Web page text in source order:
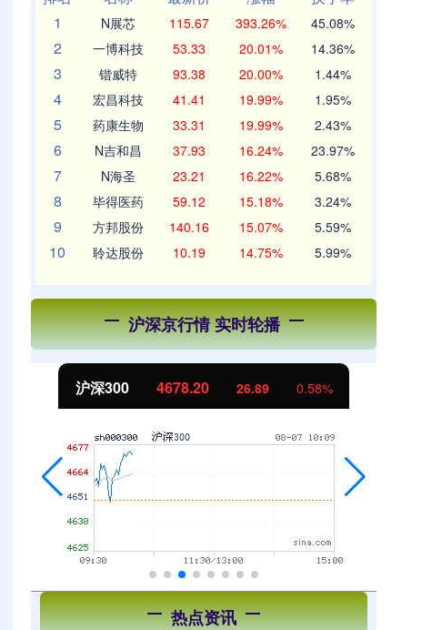
1
N展芯 115.67 393.26% 45.08%
2 一博科技 53.33 20.01% 14.36%
3 锴威特 93.38 20.00% 1.44%
4 宏昌科技 41.41 19.99% 1.95%
5 药康生物 33.31 19.99% 2.43%
6 N吉和昌 37.93 16.24% 23.97%
7 N海圣 23.21 16.22% 5.68%
8 毕得医药 59.12 15.18% 3.24%
9 方邦股份 140.16 15.07% 5.59%
10 聆达股份 10.19 14.75% 5.99%
沪深京行情 实时轮播
沪深300 4678.20 26.89 0.58%
热点资讯